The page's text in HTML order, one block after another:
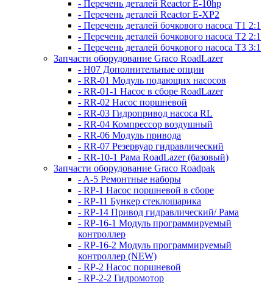
- Перечень деталей Reactor E-10hp
- Перечень деталей Reactor E-XP2
- Перечень деталей бочкового насоса T1 2:1
- Перечень деталей бочкового насоса T2 2:1
- Перечень деталей бочкового насоса T3 3:1
Запчасти оборудование Graco RoadLazer
- H07 Дополнительные опции
- RR-01 Модуль подающих насосов
- RR-01-1 Насос в сборе RoadLazer
- RR-02 Насос поршневой
- RR-03 Гидропривод насоса RL
- RR-04 Компрессор воздушный
- RR-06 Модуль привода
- RR-07 Резервуар гидравлический
- RR-10-1 Рама RoadLazer (базовый)
Запчасти оборудование Graco Roadpak
- A-5 Ремонтные наборы
- RP-1 Насос поршневой в сборе
- RP-11 Бункер стеклошарика
- RP-14 Привод гидравлический/ Рама
- RP-16-1 Модуль программируемый
контроллер
- RP-16-2 Модуль программируемый
контроллер (NEW)
- RP-2 Насос поршневой
- RP-2-2 Гидромотор